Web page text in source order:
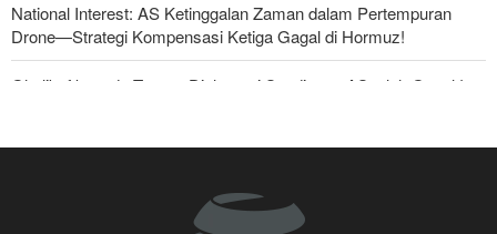
National Interest: AS Ketinggalan Zaman dalam Pertempuran
Drone—Strategi Kompensasi Ketiga Gagal di Hormuz!
Ghalibaf kepada Trump: Diplomasi Sandiwara AS telah Gagal !
The Economist: Kesepakatan dengan Iran Opsi Realistis Akhiri